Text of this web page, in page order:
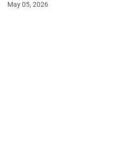
May 05, 2026